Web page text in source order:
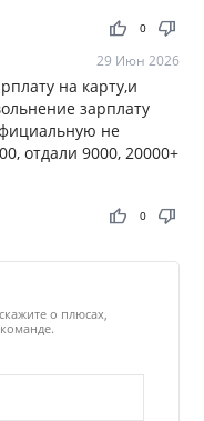
thumb_up thumb_down
0
29 Июн 2026
на карту,и
зарплату
не
отдали 9000, 20000+
thumb_up thumb_down
0
о плюсах,